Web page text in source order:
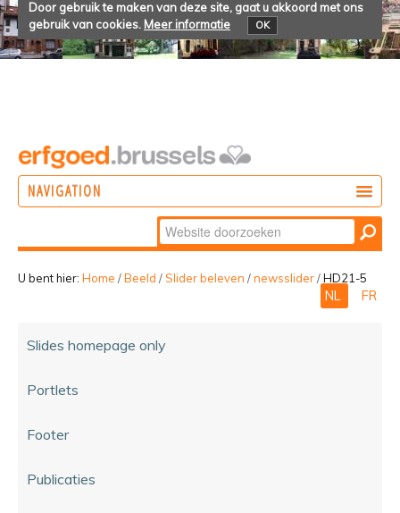
Door gebruik te maken van deze site, gaat u akkoord met ons
gebruik van cookies. Meer informatie OK
NAVIGATION
Zoek
Geavanceerd
zoeken...
U bent hier: Home /Beeld /Slider beleven /newsslider/HD21-5
NL FR
Slides homepage only
Portlets
Footer
Publicaties